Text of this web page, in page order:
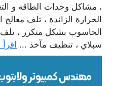
، مشاكل وحدات الطاقة و
الحرارة الزائدة ، تلف
الحاسوب بشكل متكرر ، تلف
سبلاي ، تنظيف مآخذ ...